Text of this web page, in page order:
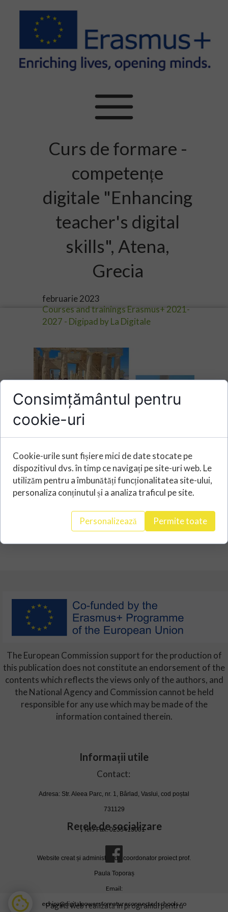
Curs de formare -
competențe
digitale "Enhancing
teacher's digital
skills", Atena,
Grecia
februarie 2023
Courses and trainings Erasmus+ 2021-
2027 - Digipad by La Digitale
The European Commission support for the production of
this publication does not constitute an endorsement of the
contents which reflects the views only of the authors, and
the National Agency and Commission cannot be held
responsible for any use which may be made of the
information contained therein.
Rețele de socializare
Informații utile
Contact:
Adresa: Str. Aleea Parc, nr. 1, Bârlad, Vaslui, cod poștal
731129
Tel./ Fax. 0235413001
Website creat și administrat de coordonator proiect prof.
Paula Toporaș
Email:
echipa@digitalpowersfornatureconnectedschools.ro
Pagină web realizată în programul pentru
Consimțământul pentru
cookie-uri
Cookie-urile sunt fișiere mici de date stocate pe
dispozitivul dvs. în timp ce navigați pe site-uri web. Le
utilizăm pentru a îmbunătăți funcționalitatea site-ului,
personaliza conținutul și a analiza traficul pe site.
Personalizează Permite toate